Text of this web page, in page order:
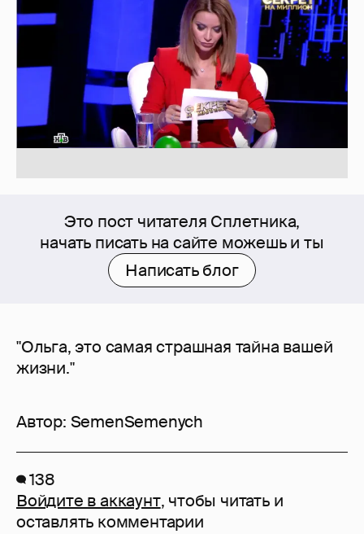
Это пост читателя Сплетника,
начать писать на сайте можешь и ты
Написать блог
"Ольга, это самая страшная тайна вашей
жизни."
Автор: SemenSemenych
138
Войдите в аккаунт, чтобы читать и
оставлять комментарии